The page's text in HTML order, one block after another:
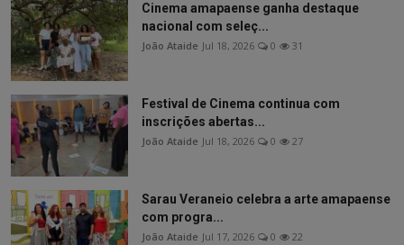
Cinema amapaense ganha destaque
nacional com seleç...
João Ataide Jul 18, 2026 0 31
Festival de Cinema continua com
inscrições abertas...
João Ataide Jul 18, 2026 0 27
Sarau Veraneio celebra a arte amapaense
com progra...
João Ataide Jul 17, 2026 0 22